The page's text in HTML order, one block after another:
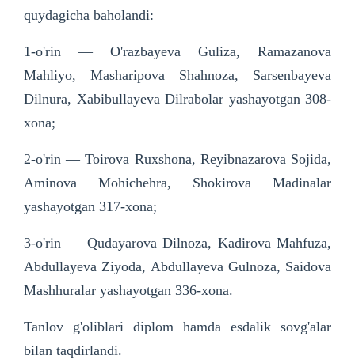
quydagicha baholandi:
1-o'rin — O'razbayeva Guliza, Ramazanova
Mahliyo, Masharipova Shahnoza, Sarsenbayeva
Dilnura, Xabibullayeva Dilrabolar yashayotgan 308-
xona;
2-o'rin — Toirova Ruxshona, Reyibnazarova Sojida,
Aminova Mohichehra, Shokirova Madinalar
yashayotgan 317-xona;
3-o'rin — Qudayarova Dilnoza, Kadirova Mahfuza,
Abdullayeva Ziyoda, Abdullayeva Gulnoza, Saidova
Mashhuralar yashayotgan 336-xona.
Tanlov g'oliblari diplom hamda esdalik sovg'alar
bilan taqdirlandi.